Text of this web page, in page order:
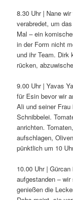
8.30 Uhr | Nane
verabredet, um
Mal – ein
in der Form nicht
und ihr Team.
rücken,
9.00 Uhr | Yavas
für Esin bevor wir
Ali und seiner
Schnibbelei.
anrichten.
aufschlagen,
pünktlich um 10
10.00 Uhr |
aufgestanden –
genießen die